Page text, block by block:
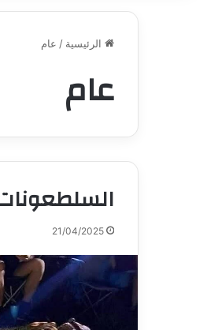
الرئيسية / عام
عام
21/04/2025